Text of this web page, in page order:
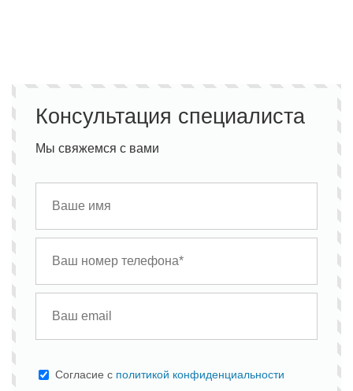
Консультация специалиста
Мы свяжемся с вами
Cогласие с политикой конфиденциальности